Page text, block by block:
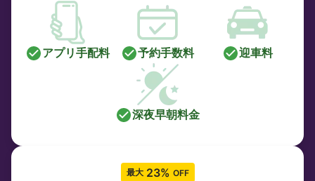
アプリ手配料 予約手数料 迎車料
深夜早朝料金
最大 23% OFF